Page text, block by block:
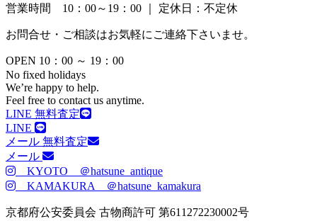
営業時間 10：00～19：00 ｜ 定休日：不定休
お問合せ・ご相談はお気軽にご連絡下さいませ。
OPEN 10：00 ～ 19：00
No fixed holidays
We’re happy to help.
Feel free to contact us anytime.
LINE 無料査定
LINE
メール 無料査定
メール
KYOTO ＠hatsune_antique
KAMAKURA ＠hatsune_kamakura
京都府公安委員会 古物商許可 第611272230002号